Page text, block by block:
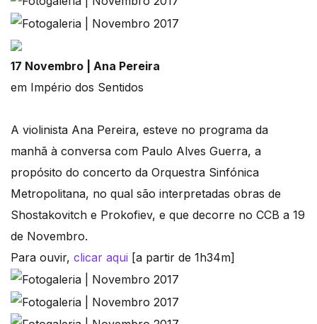
17 Novembro | Ana Pereira
em Império dos Sentidos
A violinista Ana Pereira, esteve no programa da
manhã à conversa com Paulo Alves Guerra, a
propósito do concerto da Orquestra Sinfónica
Metropolitana, no qual são interpretadas obras de
Shostakovitch e Prokofiev, e que decorre no CCB a 19
de Novembro.
Para ouvir, clicar aqui [a partir de 1h34m]